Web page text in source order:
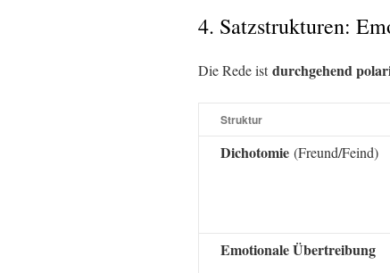
4. Satzstrukturen:
Die Rede istdurchgehend
Struktur
Dichotomie (Freund/Feind)
Emotionale Übertreibung